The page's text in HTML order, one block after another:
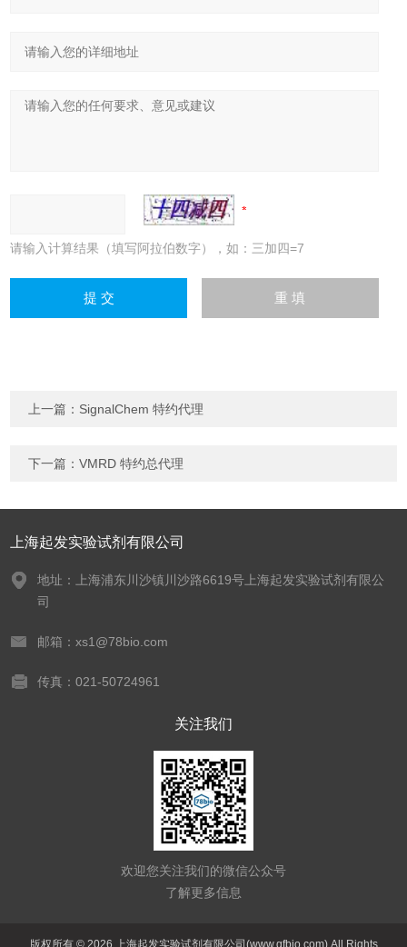
请输入计算结果（填写阿拉伯数字），如：三加四=7
上一篇： SignalChem 特约代理
下一篇：VMRD 特约总代理
上海起发实验试剂有限公司
地址：上海浦东川沙镇川沙路6619号上海起发实验试剂有限公
司
邮箱：xs1@78bio.com
传真：021-50724961
关注我们
欢迎您关注我们的微信公众号
了解更多信息
版权所有 © 2026 上海起发实验试剂有限公司(www.qfbio.com) All Rights